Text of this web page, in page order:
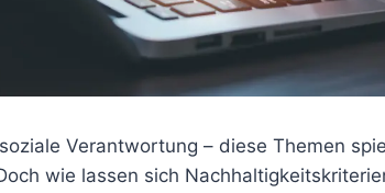
Verantwortung – diese Themen
wie lassen sich